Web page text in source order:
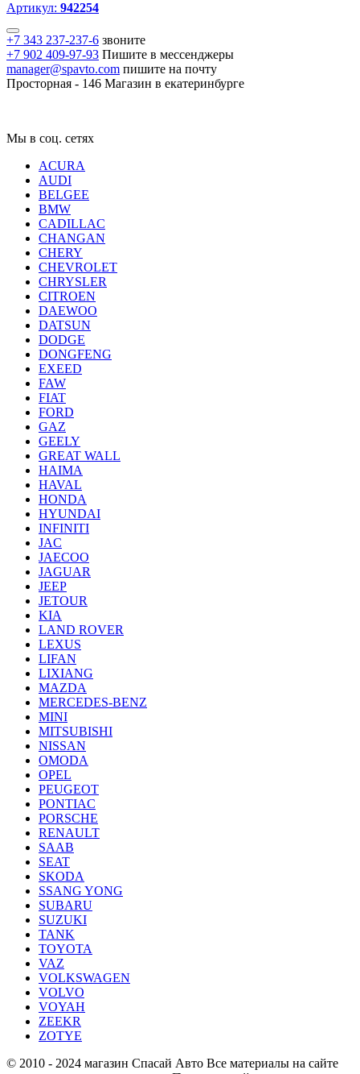
Артикул: 942254
+7 343 237-237-6 звоните
+7 902 409-97-93 Пишите в мессенджеры
manager@spavto.com пишите на почту
Просторная - 146 Магазин в екатеринбурге
Мы в соц. сетях
ACURA
AUDI
BELGEE
BMW
CADILLAC
CHANGAN
CHERY
CHEVROLET
CHRYSLER
CITROEN
DAEWOO
DATSUN
DODGE
DONGFENG
EXEED
FAW
FIAT
FORD
GAZ
GEELY
GREAT WALL
HAIMA
HAVAL
HONDA
HYUNDAI
INFINITI
JAC
JAECOO
JAGUAR
JEEP
JETOUR
KIA
LAND ROVER
LEXUS
LIFAN
LIXIANG
MAZDA
MERCEDES-BENZ
MINI
MITSUBISHI
NISSAN
OMODA
OPEL
PEUGEOT
PONTIAC
PORSCHE
RENAULT
SAAB
SEAT
SKODA
SSANG YONG
SUBARU
SUZUKI
TANK
TOYOTA
VAZ
VOLKSWAGEN
VOLVO
VOYAH
ZEEKR
ZOTYE
© 2010 - 2024 магазин Спасай Авто Все материалы на сайте